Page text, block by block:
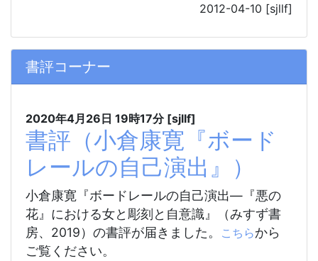
2012-04-10 [sjllf]
書評コーナー
2020年4月26日 19時17分 [sjllf]
書評（小倉康寛『ボード
レールの自己演出』）
小倉康寛『ボードレールの自己演出―『悪の
花』における女と彫刻と自意識』（みすず書
房、2019）の書評が届きました。
こちらから
ご覧ください。